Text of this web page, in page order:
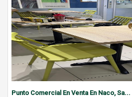
Punto Comercial En Venta En Naco, Sa...